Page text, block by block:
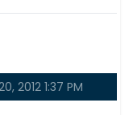
2012 1:37 PM